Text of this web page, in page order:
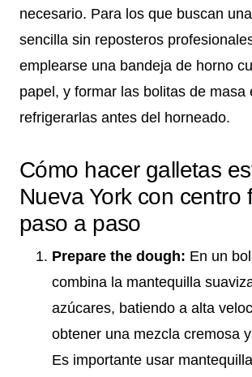
necesario. Para los que buscan
sencilla sin reposteros
emplearse una bandeja de horno
papel, y formar las bolitas de masa
refrigerarlas antes del horneado.
Cómo hacer galletas
Nueva York con centro
paso a paso
Prepare the dough: En un
combina la mantequilla
azúcares, batiendo a alta
obtener una mezcla cremosa
Es importante usar